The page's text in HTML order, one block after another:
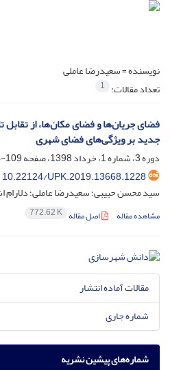
نویسنده =سعیدرضا عاملی
تعداد مقالات: 1
فضای جریان‌ها و فضای مکان‌ها، از تقابل
جدید بر ویژگی‌های فضای شهری
دوره 3، شماره 1، خرداد 1398، صفحه
109-124
10.22124/UPK.2019.13668.1228
سید محسن حبیبی؛ سعیدرضا عاملی؛ دلارام
مشاهده مقاله اصل مقاله 772.62 K
مقالات آماده انتشار
شماره جاری
شماره‌های پیشین نشریه